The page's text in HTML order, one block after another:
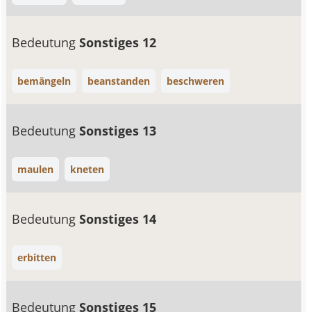
BedeutungSonstiges 12
bemängeln beanstanden beschweren
BedeutungSonstiges 13
maulen kneten
BedeutungSonstiges 14
erbitten
BedeutungSonstiges 15